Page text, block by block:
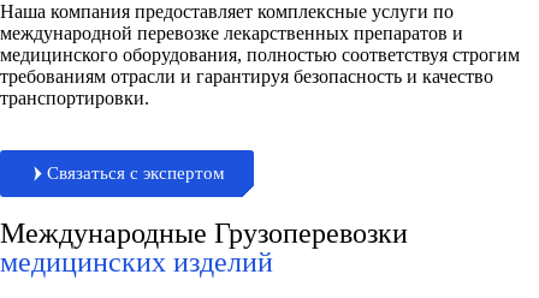
Наша компания предоставляет комплексные услуги по
международной перевозке лекарственных препаратов и
медицинского оборудования, полностью соответствуя строгим
требованиям отрасли и гарантируя безопасность и качество
транспортировки.
Связаться с экспертом
Международные Грузоперевозки
медицинских изделий